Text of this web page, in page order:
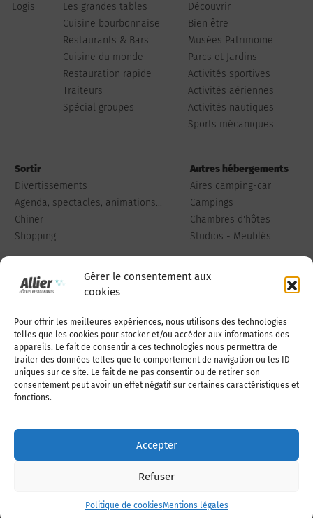
Gérer le consentement aux
cookies
Pour offrir les meilleures expériences, nous utilisons des technologies
telles que les cookies pour stocker et/ou accéder aux informations des
appareils. Le fait de consentir à ces technologies nous permettra de
traiter des données telles que le comportement de navigation ou les ID
uniques sur ce site. Le fait de ne pas consentir ou de retirer son
consentement peut avoir un effet négatif sur certaines caractéristiques et
fonctions.
Accepter
Refuser
Politique de cookiesMentions légales
Logis
Les grandes tables
Cuisine bourbonnaise
Restaurants & Bars
Cuisine du monde
Restauration rapide
Traiteurs
Spécial groupes
Découvrir
Bien être
Musées Patrimoine
Parcs et Jardins
Activités sportives
Activités aériennes
Activités nautiques
Sports mécaniques
Sortir
Divertissements
Agenda, spectacles, animations...
Chiner
Shopping
Autres hébergements
Aires camping-car
Campings
Chambres d'hôtes
Studios - Meublés
Qui sommes-nous Publiez votre annonce
Adhérer à l’association Nous contacter
Politique de cookies (UE)